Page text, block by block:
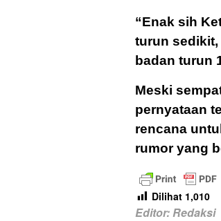
“Enak sih
turun sedikit,
badan turun
Meski
pernyataan
rencana
rumor yang
Dilihat 1,010
Editor: Redaksi